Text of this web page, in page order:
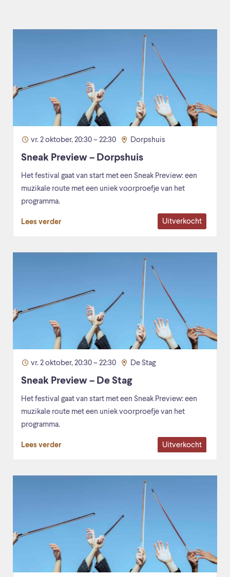
vr. 2 oktober, 20:30 – 22:30 Dorpshuis
Sneak Preview – Dorpshuis
Het festival gaat van start met een Sneak Preview: een
muzikale route met een uniek voorproefje van het
programma.
Lees verder Uitverkocht
vr. 2 oktober, 20:30 – 22:30 De Stag
Sneak Preview – De Stag
Het festival gaat van start met een Sneak Preview: een
muzikale route met een uniek voorproefje van het
programma.
Lees verder Uitverkocht